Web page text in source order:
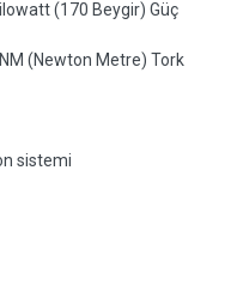
(170 Beygir) Güç
(Newton Metre) Tork
sistemi